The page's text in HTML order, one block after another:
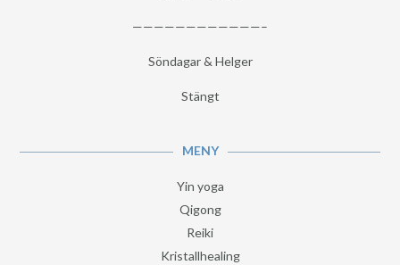
————————————–
Söndagar & Helger
Stängt
MENY
Yin yoga
Qigong
Reiki
Kristallhealing